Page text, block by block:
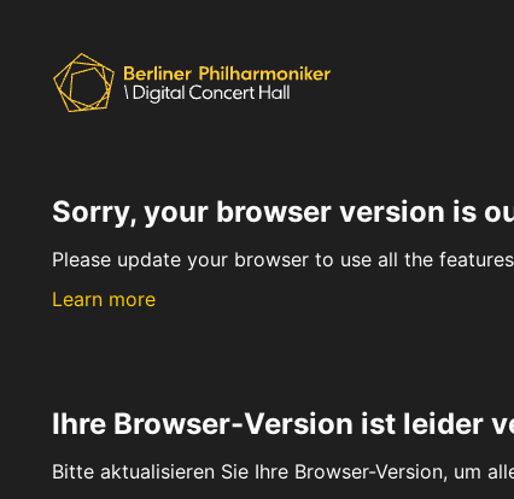
Sorry, your browser version is
Please update your browser to use all the
Learn more
Ihre Browser-Version ist leider
Bitte aktualisieren Sie Ihre Browser-Version, um